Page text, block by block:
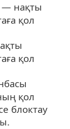
— нақты
қол
қол
қол
блоктау